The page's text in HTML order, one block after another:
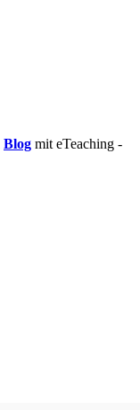
Blog mit eTeaching -